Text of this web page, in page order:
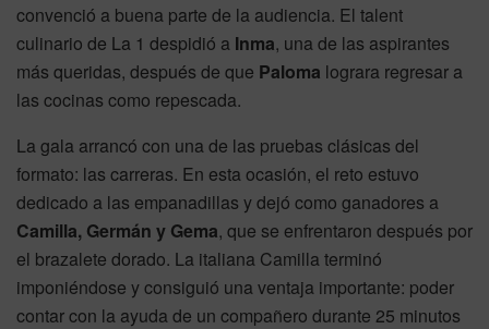
convenció a buena parte de la audiencia. El talent
culinario de La 1 despidió a Inma, una de las aspirantes
más queridas, después de que Paloma lograra regresar a
las cocinas como repescada.
La gala arrancó con una de las pruebas clásicas del
formato: las carreras. En esta ocasión, el reto estuvo
dedicado a las empanadillas y dejó como ganadores a
Camilla, Germán y Gema, que se enfrentaron después por
el brazalete dorado. La italiana Camilla terminó
imponiéndose y consiguió una ventaja importante: poder
contar con la ayuda de un compañero durante 25 minutos